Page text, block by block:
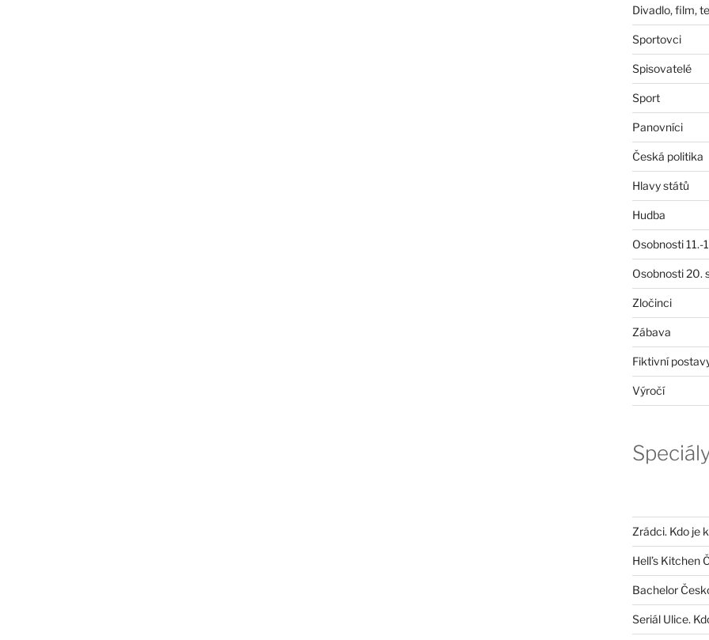
Divadlo, film,
Sportovci
Spisovatelé
Sport
Panovníci
Česká politika
Hlavy států
Hudba
Osobnosti 11.-
Osobnosti 20.
Zločinci
Zábava
Fiktivní
Výročí
Zrádci. Kdo je
Hell’s Kitchen
Bachelor
Seriál Ulice.